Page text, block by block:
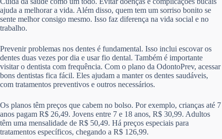
ajuda a melhorar a vida. Além disso, quem tem um sorriso bonito se
sente melhor consigo mesmo. Isso faz diferença na vida social e no
trabalho.
Prevenir problemas nos dentes é fundamental. Isso inclui escovar os
dentes duas vezes por dia e usar fio dental. Também é importante
visitar o dentista com frequência. Com o plano da OdontoPrev, acessar
bons dentistas fica fácil. Eles ajudam a manter os dentes saudáveis,
com tratamentos preventivos e outros necessários.
Os planos têm preços que cabem no bolso. Por exemplo, crianças até 7
anos pagam R$ 26,49. Jovens entre 7 e 18 anos, R$ 30,99. Adultos
têm uma mensalidade de R$ 50,49. Há preços especiais para
tratamentos específicos, chegando a R$ 126,99.